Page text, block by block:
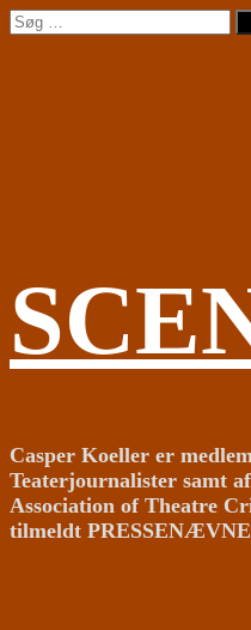
Videre
til
Søg
efter:
Casper Koeller er
Teaterjournalister samt
Association of Theatre
tilmeldt